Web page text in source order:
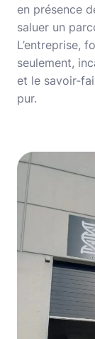
en présence
saluer un
L’entreprise,
seulement,
et le savoir-
pur.